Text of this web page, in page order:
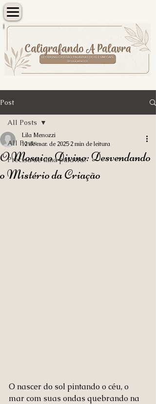
Post
All Posts
Precisa de uma palavra?
All Posts
O Mosaico Divino: Desvendando
o Mistério da Criação
Lila Menozzi
12 de mar. de 2025 2 min de leitura
O nascer do sol pintando o céu, o
mar com suas ondas quebrando na